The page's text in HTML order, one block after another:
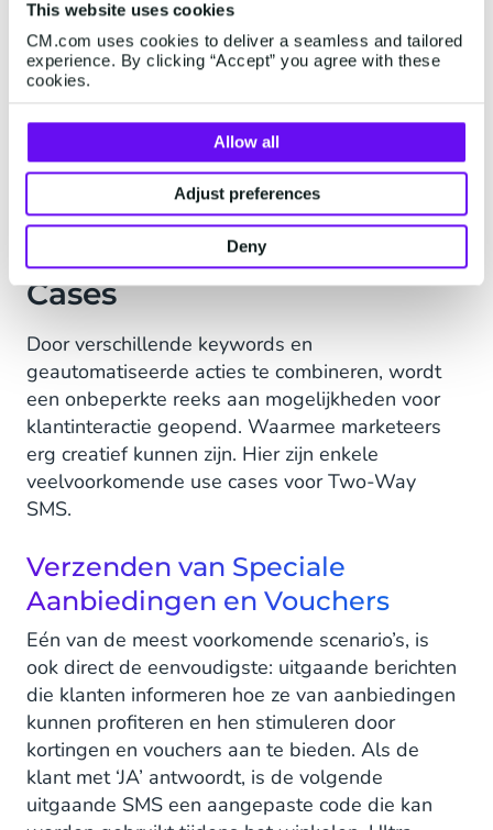
This website uses cookies
CM.com uses cookies to deliver a seamless and tailored
experience. By clicking “Accept” you agree with these
cookies.
Allow all
Adjust preferences
Deny
opt-in om te bevestigen dat een klant ook
daadwerkelijk communicatie wil ontvangen;veel
landelijke voorschriften
dubbele opt-in waarbij een specifiek antwoord
nodig is voordat ze aan de database worden
toegevoegd.
Two-Way Messaging Use
Cases
Door verschillende keywords en
geautomatiseerde acties te combineren, wordt
een onbeperkte reeks aan mogelijkheden voor
klantinteractie geopend. Waarmee marketeers
erg creatief kunnen zijn. Hier zijn enkele
veelvoorkomende use cases voor Two-Way
SMS.
Verzenden van Speciale
Aanbiedingen en Vouchers
Eén van de meest voorkomende scenario’s, is
ook direct de eenvoudigste: uitgaande berichten
die klanten informeren hoe ze van aanbiedingen
kunnen profiteren en hen stimuleren door
kortingen en vouchers aan te bieden. Als de
klant met ‘JA’ antwoordt, is de volgende
uitgaande SMS een aangepaste code die kan